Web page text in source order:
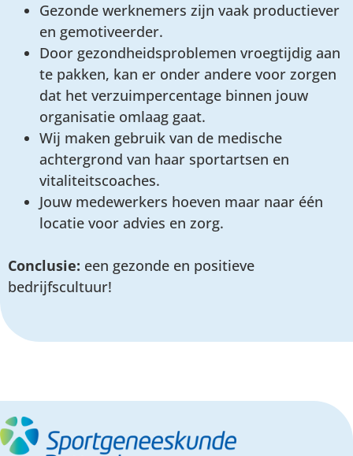
Gezonde werknemers zijn vaak productiever
en gemotiveerder.
Door gezondheidsproblemen vroegtijdig aan
te pakken, kan er onder andere voor zorgen
dat het verzuimpercentage binnen jouw
organisatie omlaag gaat.
Wij maken gebruik van de medische
achtergrond van haar sportartsen en
vitaliteitscoaches.
Jouw medewerkers hoeven maar naar één
locatie voor advies en zorg.
Conclusie: een gezonde en positieve
bedrijfscultuur!